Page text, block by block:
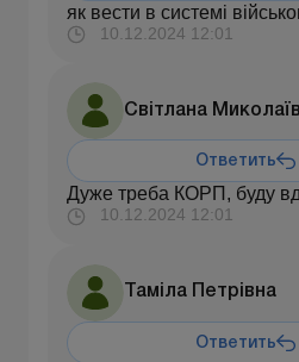
як вести в системі
10.12.2024 12:01
Світлана
Ответить
Дуже треба КОРП, буду
10.12.2024 12:01
Таміла Петрівна
Ответить